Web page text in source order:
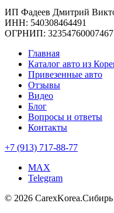
ИП Фадеев Дмитрий
ИНН: 540308464491
ОГРНИП:
Главная
Каталог авто из
Привезенные авто
Отзывы
Видео
Блог
Вопросы и ответы
Контакты
+7 (913) 717-88-77
MAX
Telegram
© 2026